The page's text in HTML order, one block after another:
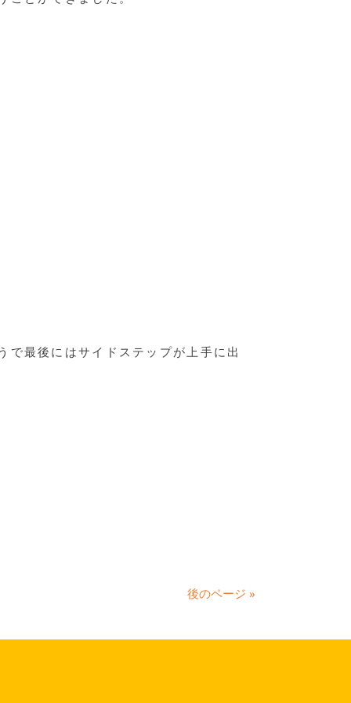
で最後にはサイドステップが上手に出
後のページ »